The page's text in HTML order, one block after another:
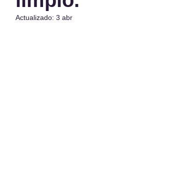
Actualizado: 3 abr